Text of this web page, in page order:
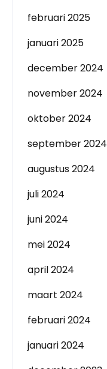
februari 2025
januari 2025
december 2024
november 2024
oktober 2024
september 2024
augustus 2024
juli 2024
juni 2024
mei 2024
april 2024
maart 2024
februari 2024
januari 2024